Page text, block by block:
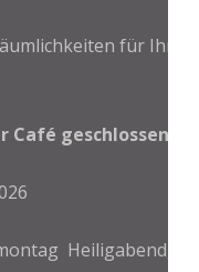
für Ihre
geschlossen:
Heiligabend,